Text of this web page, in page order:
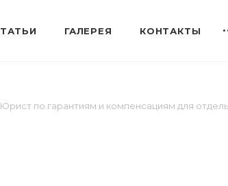
Юрист по гарантиям и компенсациям для